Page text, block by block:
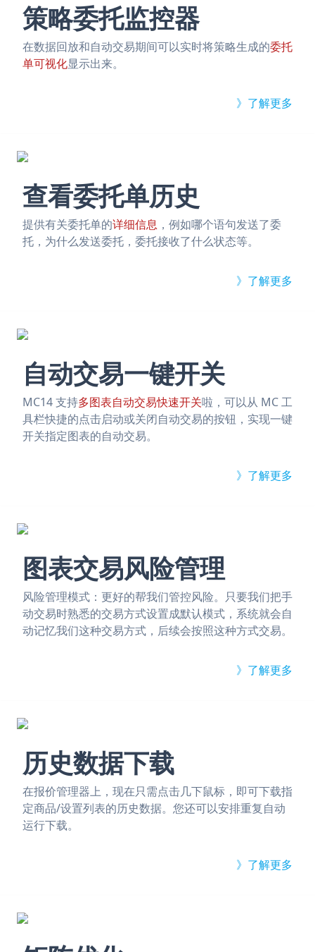
策略委托监控器
在数据回放和自动交易期间可以实时将策略生成的委托
单可视化显示出来。
》了解更多
查看委托单历史
提供有关委托单的详细信息 ，例如哪个语句发送了委
托，为什么发送委托，委托接收了什么状态等。
》了解更多
自动交易一键开关
MC14 支持多图表自动交易快速开关啦，可以从 MC 工
具栏快捷的点击启动或关闭自动交易的按钮，实现一键
开关指定图表的自动交易。
》了解更多
图表交易风险管理
风险管理模式：更好的帮我们管控风险。只要我们把手
动交易时熟悉的交易方式设置成默认模式，系统就会自
动记忆我们这种交易方式，后续会按照这种方式交易。
》了解更多
历史数据下载
在报价管理器上，现在只需点击几下鼠标，即可下载指
定商品/设置列表的历史数据。您还可以安排重复自动
运行下载。
》了解更多